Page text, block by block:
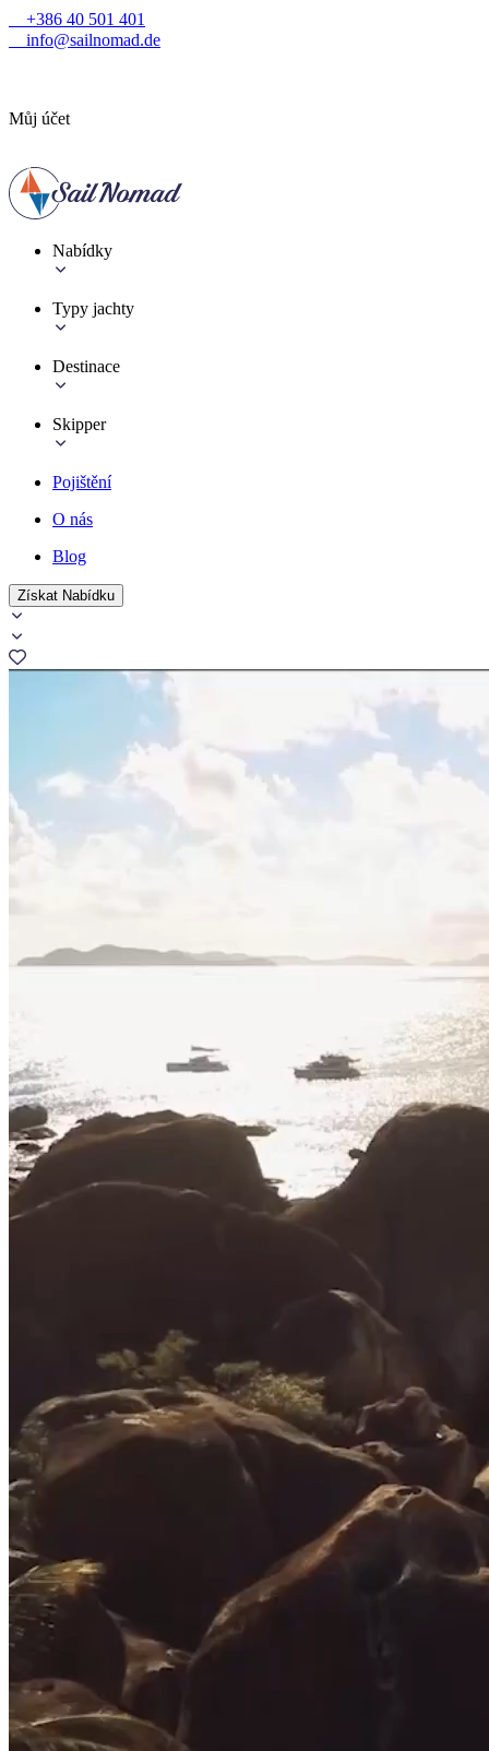
+386 40 501 401
info@sailnomad.de
Můj účet
Nabídky
Typy jachty
Destinace
Skipper
Pojištění
O nás
Blog
Získat Nabídku